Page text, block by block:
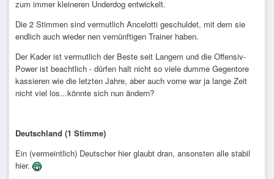
zum immer kleineren Underdog entwickelt.
Die 2 Stimmen sind vermutlich Ancelotti geschuldet, mit dem sie
endlich auch wieder nen vernünftigen Trainer haben.
Der Kader ist vermutlich der Beste seit Langem und die Offensiv-
Power ist beachtlich - dürfen halt nicht so viele dumme Gegentore
kassieren wie die letzten Jahre, aber auch vorne war ja lange Zeit
nicht viel los...könnte sich nun ändern?
Deutschland (1 Stimme)
Ein (vermeintlich) Deutscher hier glaubt dran, ansonsten alle stabil
hier.